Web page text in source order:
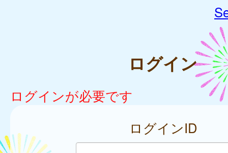
ログイン
ログインが必要です
ログインID